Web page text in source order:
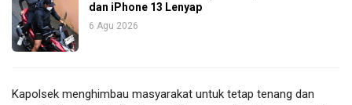
dan iPhone 13 Lenyap
6 Agu 2026
Kapolsek menghimbau masyarakat untuk tetap tenang dan